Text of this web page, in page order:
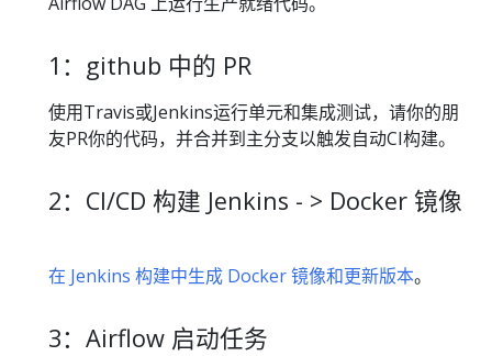
1：github 中的 PR
使用Travis或Jenkins运行单元和集成测试，请你的朋
友PR你的代码，并合并到主分支以触发自动CI构建。
2：CI/CD 构建 Jenkins - > Docker 镜像
在 Jenkins 构建中生成 Docker 镜像和更新版本。
3：Airflow 启动任务